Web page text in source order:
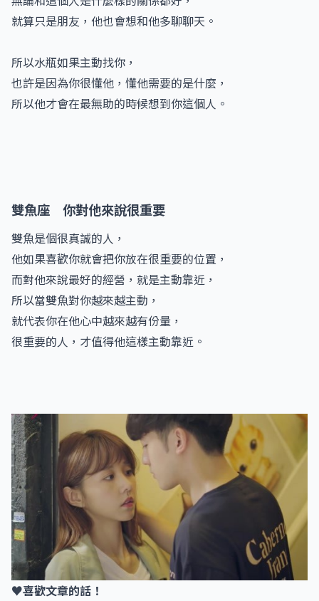
就算只是朋友，他也會想和他多聊聊天。
所以水瓶如果主動找你，
也許是因為你很懂他，懂他需要的是什麼，
所以他才會在最無助的時候想到你這個人。
雙魚座 你對他來說很重要
雙魚是個很真誠的人，
他如果喜歡你就會把你放在很重要的位置，
而對他來說最好的經營，就是主動靠近，
所以當雙魚對你越來越主動，
就代表你在他心中越來越有份量，
很重要的人，才值得他這樣主動靠近。
♥喜歡文章的話！